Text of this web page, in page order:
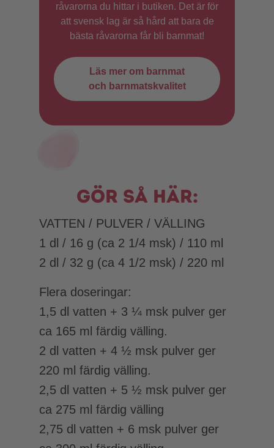
råvarorna du hittar i butiken. Det är för
att svensk lag är så hård att bara de
bästa råvarorna får bli barnmat!
Läs mer om barnmat
och barnmatskvalitet
Gör så här:
VATTEN / PULVER / VÄLLING
1 dl / 16 g (ca 2 1/4 msk) / 110 ml
2 dl / 32 g (ca 4 1/2 msk) / 220 ml
Flera doseringar:
1,5 dl vatten + 3 ¼ msk pulver ger
ca 165 ml färdig välling.
2 dl vatten + 4 ½ msk pulver ger
220 ml färdig välling.
2,5 dl vatten + 5 ½ msk pulver ger
ca 275 ml färdig välling
2,75 dl vatten + 6 msk pulver ger